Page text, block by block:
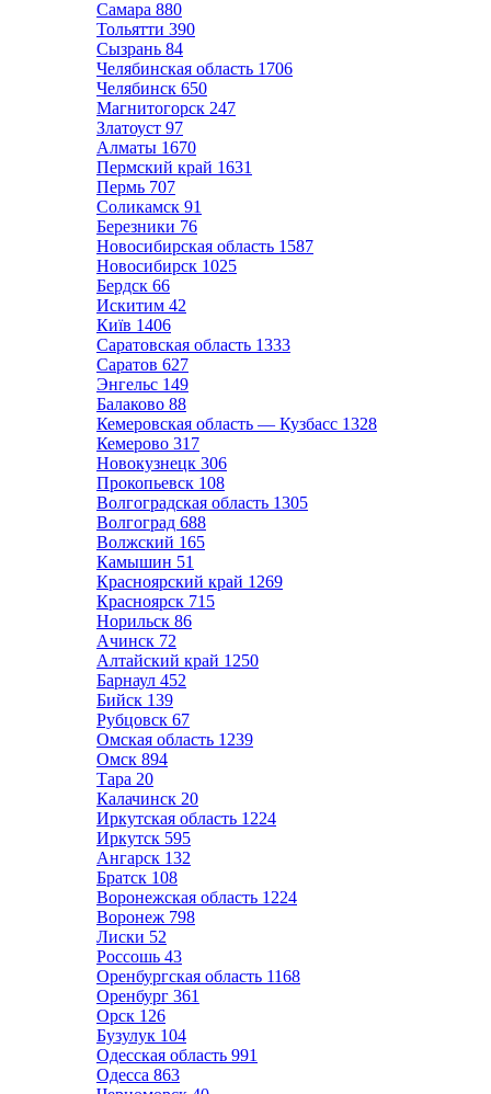
Самара 880
Тольятти 390
Сызрань 84
Челябинская область 1706
Челябинск 650
Магнитогорск 247
Златоуст 97
Алматы 1670
Пермский край 1631
Пермь 707
Соликамск 91
Березники 76
Новосибирская область 1587
Новосибирск 1025
Бердск 66
Искитим 42
Київ 1406
Саратовская область 1333
Саратов 627
Энгельс 149
Балаково 88
Кемеровская область — Кузбасс 1328
Кемерово 317
Новокузнецк 306
Прокопьевск 108
Волгоградская область 1305
Волгоград 688
Волжский 165
Камышин 51
Красноярский край 1269
Красноярск 715
Норильск 86
Ачинск 72
Алтайский край 1250
Барнаул 452
Бийск 139
Рубцовск 67
Омская область 1239
Омск 894
Тара 20
Калачинск 20
Иркутская область 1224
Иркутск 595
Ангарск 132
Братск 108
Воронежская область 1224
Воронеж 798
Лиски 52
Россошь 43
Оренбургская область 1168
Оренбург 361
Орск 126
Бузулук 104
Одесская область 991
Одесса 863